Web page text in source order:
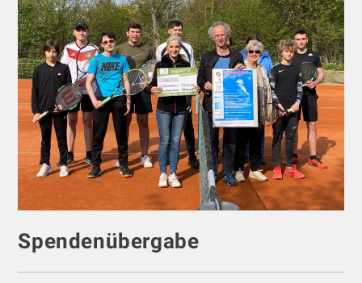
Spendenübergabe